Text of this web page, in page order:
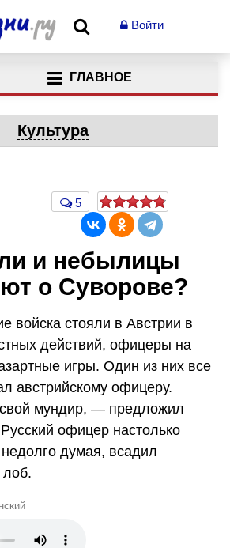
Войти
ГЛАВНОЕ
Культура
5
и небылицы
о Суворове?
войска стояли в Австрии в
действий, офицеры на
игры. Один из них все
австрийскому офицеру.
мундир, — предложил
офицер настолько
думая, всадил